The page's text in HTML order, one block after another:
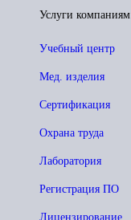
Услуги компаниям
Учебный центр
Мед. изделия
Сертификация
Охрана труда
Лаборатория
Регистрация ПО
Лицензирование